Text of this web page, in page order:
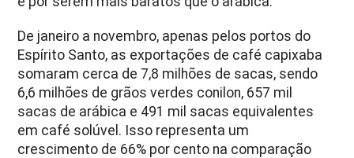
De janeiro a novembro, apenas pelos portos do
Espírito Santo, as exportações de café capixaba
somaram cerca de 7,8 milhões de sacas, sendo
6,6 milhões de grãos verdes conilon, 657 mil
sacas de arábica e 491 mil sacas equivalentes
em café solúvel. Isso representa um
crescimento de 66% por cento na comparação